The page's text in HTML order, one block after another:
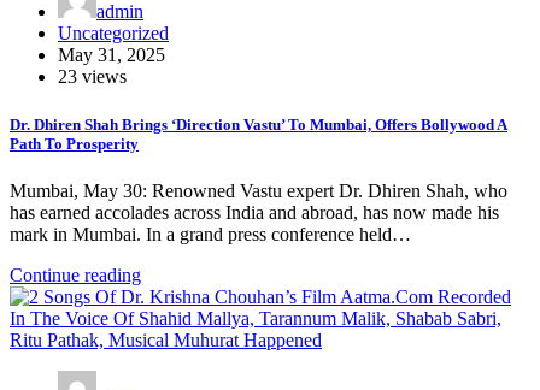
admin
Uncategorized
May 31, 2025
23 views
Dr. Dhiren Shah Brings ‘Direction Vastu’ To Mumbai, Offers Bollywood A
Path To Prosperity
Mumbai, May 30: Renowned Vastu expert Dr. Dhiren Shah, who
has earned accolades across India and abroad, has now made his
mark in Mumbai. In a grand press conference held…
Continue reading